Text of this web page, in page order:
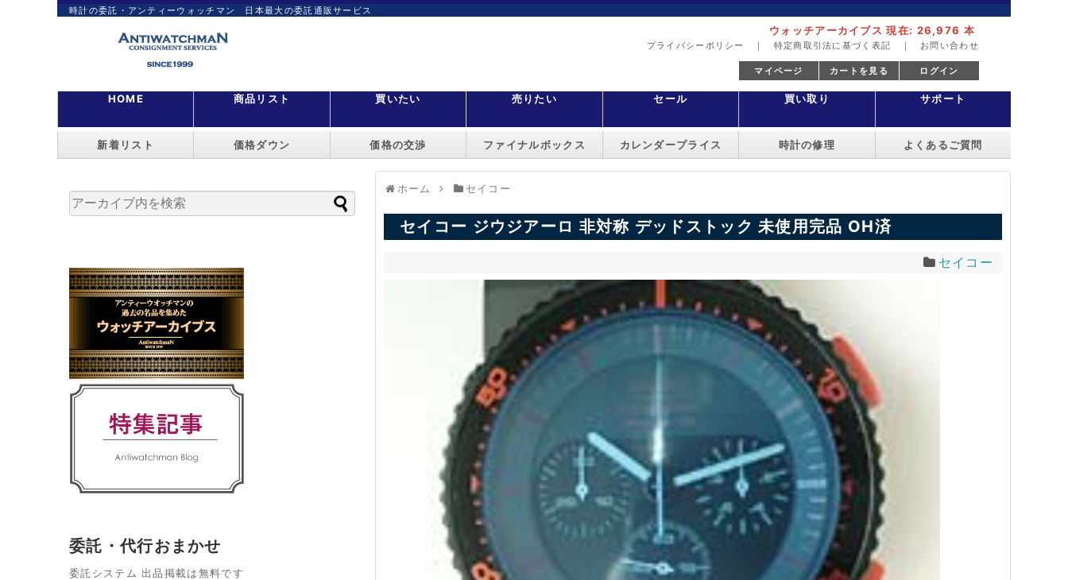
時計の委託・アンティーウォッチマン 日本最大の委託通販サービス
ウォッチアーカイブス 現在: 26,976 本
プライバシーポリシー ｜ 特定商取引法に基づく表記 ｜ お問い合わせ
ログイン
カートを見る
マイページ
HOME 商品リスト 買いたい 売りたい セール 買い取り サポート
新着リスト 価格ダウン 価格の交渉 ファイナルボックス カレンダープライス 時計の修理 よくあるご質問
ホーム セイコー
セイコー ジウジアーロ 非対称 デッドストック 未使用完品 OH済
セイコー
委託・代行おまかせ
委託システム 出品掲載は無料です